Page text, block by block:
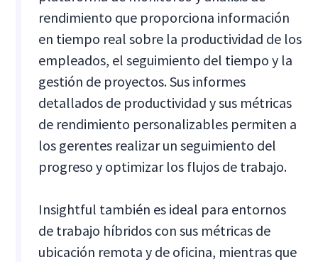
rendimiento que proporciona información
en tiempo real sobre la productividad de los
empleados, el seguimiento del tiempo y la
gestión de proyectos. Sus informes
detallados de productividad y sus métricas
de rendimiento personalizables permiten a
los gerentes realizar un seguimiento del
progreso y optimizar los flujos de trabajo.
Insightful también es ideal para entornos
de trabajo híbridos con sus métricas de
ubicación remota y de oficina, mientras que